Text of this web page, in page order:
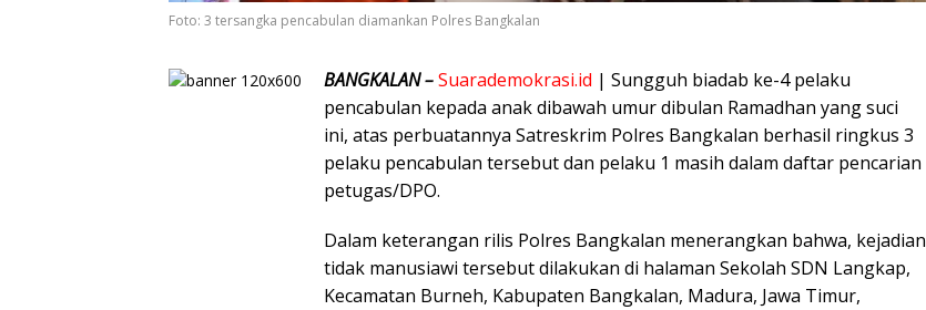
Foto: 3 tersangka pencabulan diamankan Polres Bangkalan
BANGKALAN –Suarademokrasi.id | Sungguh biadab ke-4 pelaku
pencabulan kepada anak dibawah umur dibulan Ramadhan yang suci
ini, atas perbuatannya Satreskrim Polres Bangkalan berhasil ringkus 3
pelaku pencabulan tersebut dan pelaku 1 masih dalam daftar pencarian
petugas/DPO.
Dalam keterangan rilis Polres Bangkalan menerangkan bahwa, kejadian
tidak manusiawi tersebut dilakukan di halaman Sekolah SDN Langkap,
Kecamatan Burneh, Kabupaten Bangkalan, Madura, Jawa Timur,